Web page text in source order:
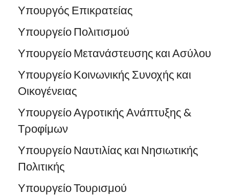
Υπουργός Επικρατείας
Υπουργείο Πολιτισμού
Υπουργείο Μετανάστευσης και Ασύλου
Υπουργείο Κοινωνικής Συνοχής και
Οικογένειας
Υπουργείο Αγροτικής Ανάπτυξης &
Τροφίμων
Υπουργείο Ναυτιλίας και Νησιωτικής
Πολιτικής
Υπουργείο Τουρισμού